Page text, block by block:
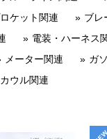
ケット関連
ブレ
電装・ハーネス
メーター関連
ガ
ウル関連